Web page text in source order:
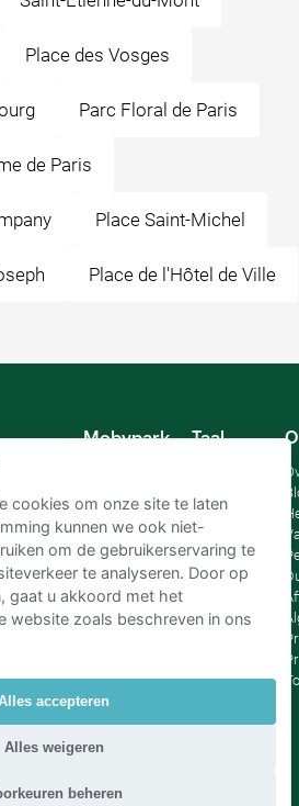
Place des Vosges
Parc Floral de Paris
de Paris
Place Saint-Michel
Place de l'Hôtel de Ville
Mobypark
Taal
Spaans
Frankrijk
Italiaans
Nederlands
Amsterdam
Rotterdam
cookies om onze site te laten
kunnen we ook niet-
om de gebruikerservaring te
te analyseren. Door op
gaat u akkoord met het
website zoals beschreven in ons
accepteren
Alles weigeren
beheren